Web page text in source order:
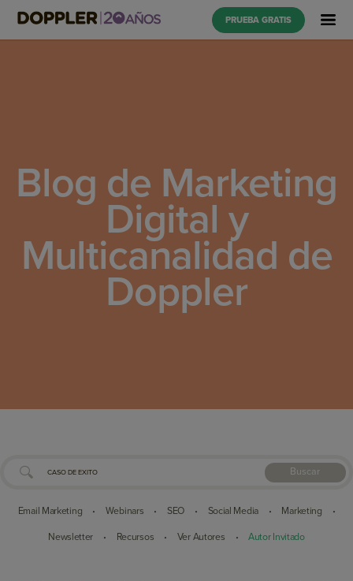
PRUEBA GRATIS
Blog de Marketing
Digital y
Multicanalidad de
Doppler
Buscar
Email Marketing • Webinars • SEO • Social Media • Marketing •
Newsletter • Recursos • Ver Autores • Autor Invitado